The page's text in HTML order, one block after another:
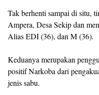
Tak berhenti sampai di situ,
Ampera, Desa Sekip dan
Alias ​​​​​EDI (36), dan M (36).
Keduanya merupakan
positif Narkoba dari
jenis sabu.